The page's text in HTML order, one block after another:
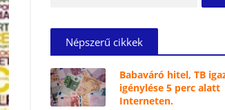
Népszerű cikkek
Babaváró hitel, TB
igénylése 5 perc alatt
Interneten.